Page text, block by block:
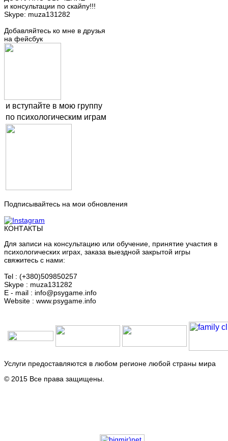
и консультации по скайпу!!!
Skype: muza131282
Добавляйтесь ко мне в друзья
на фейсбук
и вступайте в мою группу
по психологическим играм
Подписывайтесь на мои обновления
КОНТАКТЫ
Для записи на консультацию или обучение, принятие участия в
психологических играх, заказа выездной закрытой игры
свяжитесь с нами:
Tel : (+380)509850257
Skype : muza131282
E - mail : info@psygame.info
Website : www.psygame.info
Услуги предоставляются в любом регионе любой страны мира
© 2015 Все права защищены.